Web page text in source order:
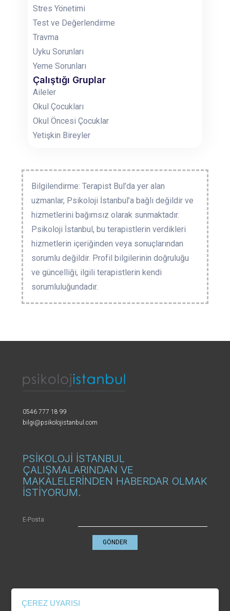
Stres Yönetimi
Test ve Değerlendirme
Travma
Uyku Sorunları
Yeme Sorunları
Çalıştığı Gruplar
Aileler
Okul Çocukları
Okul Öncesi Çocuklar
Yetişkin Bireyler
Bilgilendirme: Terapist Bul’da yer alan
uzmanlar, Psikoloji İstanbul’a bağlı değildir ve
hizmetlerini bağımsız olarak sunmaktadır.
Psikoloji İstanbul, bu terapistlerin verdikleri
hizmetlerin içeriğinden veya sonuçlarından
sorumlu değildir. Profil bilgilerinin doğruluğu
ve güncelliği, ilgili terapistlerin kendi
sorumluluğundadır.
0546 777 18 99
bilgi@psikolojistanbul.com
PSİKOLOJİ İSTANBUL
ÇALIŞMALARINDAN VE
MAKALELERİNDEN HABERDAR OLMAK
İSTİYORUM.
E-Posta
GÖNDER
ÇEREZ UYARISI